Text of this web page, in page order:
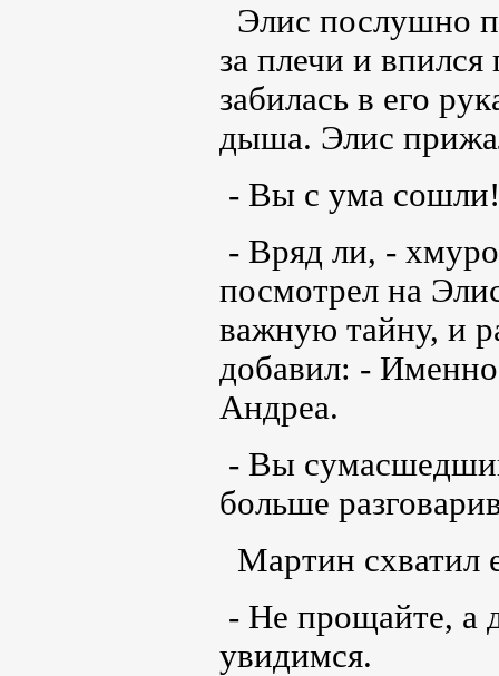
Элис послушно
за плечи и
забилась в его
дыша. Элис
- Вы с ума
- Вряд ли, -
посмотрел на
важную тайну, и
добавил: -
Андреа.
- Вы
больше
Мартин схватил
- Не прощайте, а
увидимся.